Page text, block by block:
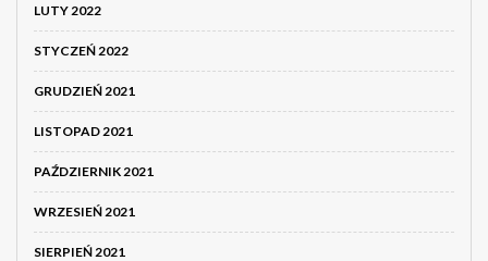
LUTY 2022
STYCZEŃ 2022
GRUDZIEŃ 2021
LISTOPAD 2021
PAŹDZIERNIK 2021
WRZESIEŃ 2021
SIERPIEŃ 2021